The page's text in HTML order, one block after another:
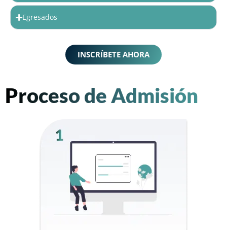
Egresados
INSCRÍBETE AHORA
Proceso de Admisión